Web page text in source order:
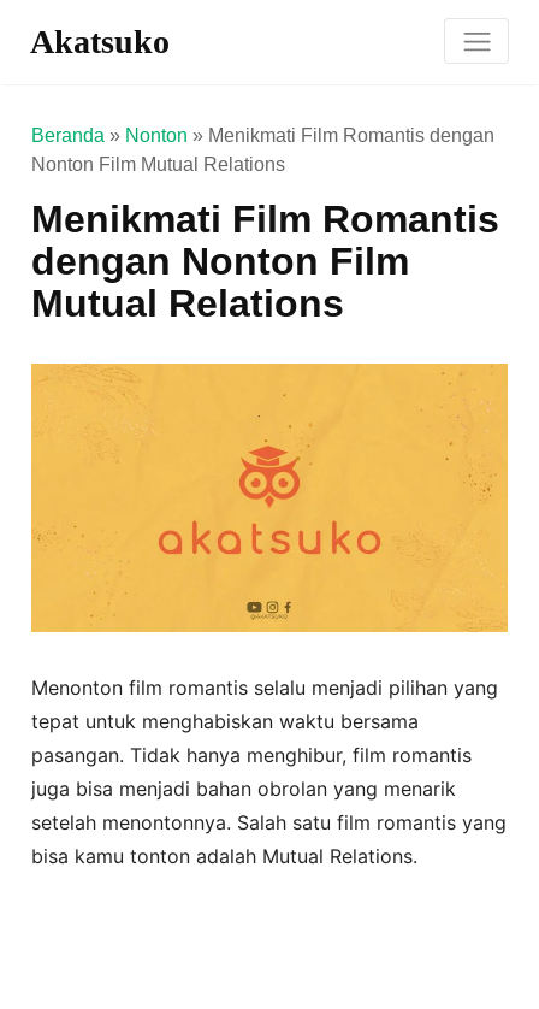
Akatsuko
Beranda » Nonton » Menikmati Film Romantis dengan
Nonton Film Mutual Relations
Menikmati Film Romantis
dengan Nonton Film
Mutual Relations
Menonton film romantis selalu menjadi pilihan yang
tepat untuk menghabiskan waktu bersama
pasangan. Tidak hanya menghibur, film romantis
juga bisa menjadi bahan obrolan yang menarik
setelah menontonnya. Salah satu film romantis yang
bisa kamu tonton adalah Mutual Relations.